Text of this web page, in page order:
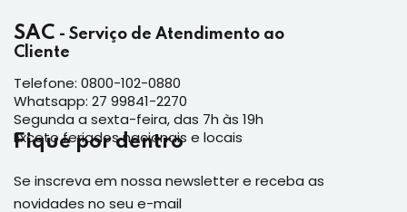
SAC - Serviço de Atendimento ao
Cliente
Telefone: 0800-102-0880
Whatsapp: 27 99841-2270
Segunda a sexta-feira, das 7h às 19h
Exceto feriados nacionais e locais
Fique por dentro
Se inscreva em nossa newsletter e receba as
novidades no seu e-mail